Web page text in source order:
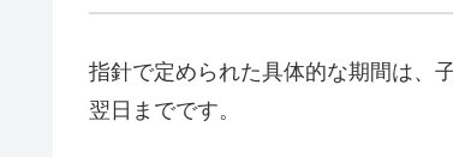
指針で定められた具体的な期間は、
翌日までです。